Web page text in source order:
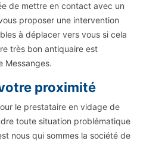
de mettre en contact avec un
proposer une intervention
à déplacer vers vous si cela
très bon antiquaire est
Messanges.
proximité
le prestataire en vidage de
toute situation problématique
nous qui sommes la société de